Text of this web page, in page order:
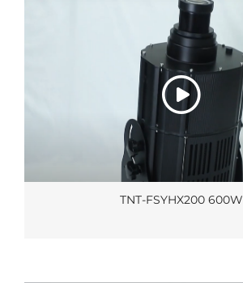
TNT-FSYHX200 600W